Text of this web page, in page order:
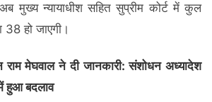
मुख्य न्यायाधीश सहित सुप्रीम कोर्ट में कुल
हो जाएगी।
मेघवाल ने दी जानकारी: संशोधन अध्यादेश
हुआ बदलाव